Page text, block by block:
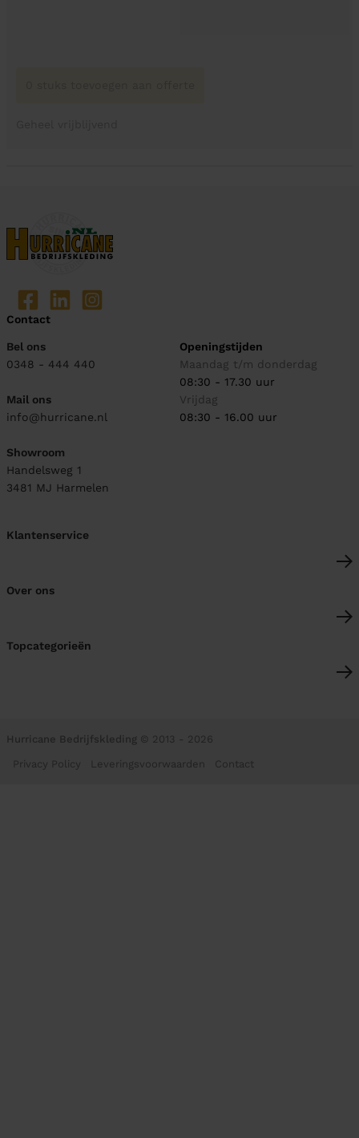
Contact
Bel ons
0348 - 444 440
Mail ons
info@hurricane.nl
Showroom
Handelsweg 1
3481 MJ Harmelen
Openingstijden
Maandag t/m donderdag
08:30 - 17.30 uur
Vrijdag
08:30 - 16.00 uur
Klantenservice
Over ons
Topcategorieën
Hurricane Bedrijfskleding © 2013 - 2026
Privacy Policy Leveringsvoorwaarden Contact